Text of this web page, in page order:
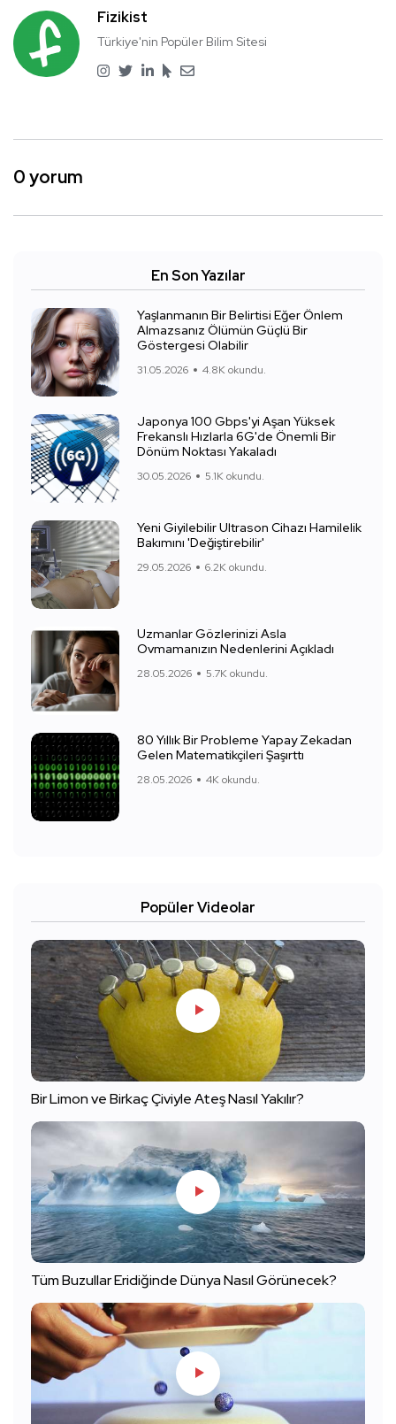
Fizikist
Türkiye'nin Popüler Bilim Sitesi
0 yorum
En Son Yazılar
Yaşlanmanın Bir Belirtisi Eğer Önlem
Almazsanız Ölümün Güçlü Bir
Göstergesi Olabilir
31.05.2026 4.8K okundu.
Japonya 100 Gbps'yi Aşan Yüksek
Frekanslı Hızlarla 6G'de Önemli Bir
Dönüm Noktası Yakaladı
30.05.2026 5.1K okundu.
Yeni Giyilebilir Ultrason Cihazı Hamilelik
Bakımını 'Değiştirebilir'
29.05.2026 6.2K okundu.
Uzmanlar Gözlerinizi Asla
Ovmamanızın Nedenlerini Açıkladı
28.05.2026 5.7K okundu.
80 Yıllık Bir Probleme Yapay Zekadan
Gelen Matematikçileri Şaşırttı
28.05.2026 4K okundu.
Popüler Videolar
Bir Limon ve Birkaç Çiviyle Ateş Nasıl Yakılır?
Tüm Buzullar Eridiğinde Dünya Nasıl Görünecek?